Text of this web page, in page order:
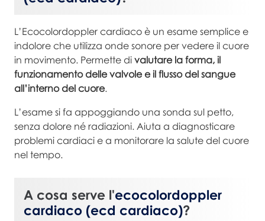
L’Ecocolordoppler cardiaco è un esame semplice e
indolore che utilizza onde sonore per vedere il cuore
in movimento. Permette di valutare la forma, il
funzionamento delle valvole e il flusso del sangue
all’interno del cuore.
L’esame si fa appoggiando una sonda sul petto,
senza dolore né radiazioni. Aiuta a diagnosticare
problemi cardiaci e a monitorare la salute del cuore
nel tempo.
A cosa serve l'ecocolordoppler
cardiaco (ecd cardiaco)?